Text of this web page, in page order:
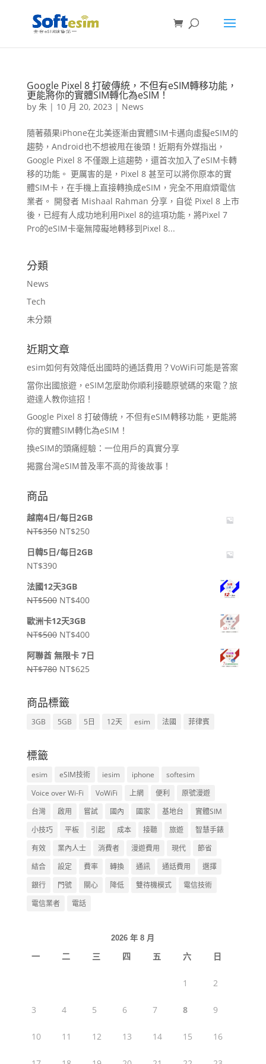
Google Pixel 8 打破傳統，不但有eSIM轉移功能，
更能將你的實體SIM轉化為eSIM！
by 朱| 10 月 20, 2023 | News
隨著蘋果iPhone在北美逐漸由實體SIM卡邁向虛擬eSIM的
趨勢，Android也不想被甩在後頭！近期有外媒指出，
Google Pixel 8 不僅跟上這趨勢，還首次加入了eSIM卡轉
移的功能。 更厲害的是，Pixel 8 甚至可以將你原本的實
體SIM卡，在手機上直接轉換成eSIM，完全不用麻煩電信
業者。 開發者 Mishaal Rahman 分享，自從 Pixel 8 上市
後，已經有人成功地利用Pixel 8的這項功能，將Pixel 7
Pro的eSIM卡毫無障礙地轉移到Pixel 8...
分類
News
Tech
未分類
近期文章
esim如何有效降低出國時的通話費用？VoWiFi可能是答案
當你出國旅遊，eSIM怎麼助你順利接聽原號碼的來電？旅
遊達人教你這招！
Google Pixel 8 打破傳統，不但有eSIM轉移功能，更能將
你的實體SIM轉化為eSIM！
換eSIM的頭痛經驗：一位用戶的真實分享
揭露台灣eSIM普及率不高的背後故事！
商品
越南4日/每日2GB
NT$350 原
價
NT$350。
NT$250目
價
日韓5日/每日2GB
NT$390
法國12天3GB
NT$500 原
價
格：
NT$500。
NT$400目
格：
NT$400。
歐洲卡12天3GB
NT$500 原
價
格：
NT$400目
價
格：
阿聯酋 無限卡 7日
NT$780 原
價
格：
NT$780。
NT$625目
NT$625。
商品標籤
3GB 5GB 5日 12天 esim 法國 菲律賓
標籤
esim eSIM技術 iesim iphone
softesim
Voice over Wi-Fi
VoWiFi 上網 便利
原號漫遊
台灣
啟用 嘗試 國內 國家 基地台
實體SIM
小技巧
平板 引起 成本 接聽 旅遊
智慧手錶
有效
業內人士 消費者 漫遊費用 現代
節省
結合
設定 費率 轉換 通訊 通話費用
選擇
銀行
門號 關心 降低 雙待機模式
電信技術
電信業者
電話
2026 年 8 月
一 二 三 四 五 六 日
1 2
3 4 5 6 7 8 9
10 11 12 13 14 15 16